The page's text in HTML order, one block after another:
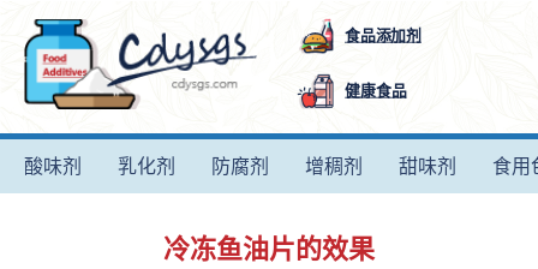
食品添加剂
健康食品
酸味剂 乳化剂 防腐剂 增稠剂 甜味剂 食用
冷冻鱼油片的效果